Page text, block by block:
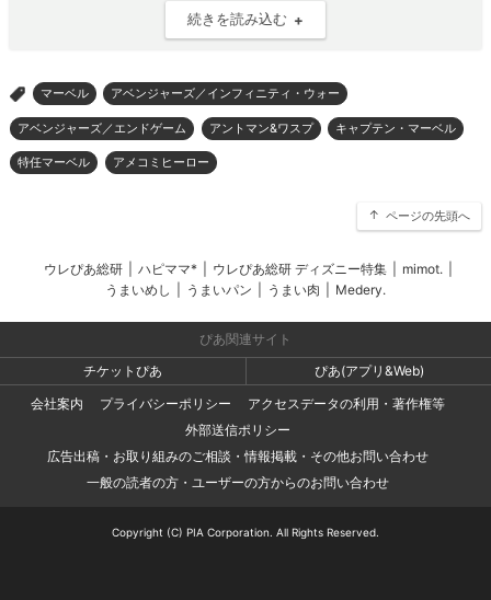
続きを読み込む
> マーベル アベンジャーズ／インフィニティ・ウォー
アベンジャーズ／エンドゲーム アントマン&ワスプ キャプテン・マーベル
特任マーベル アメコミヒーロー
ページの先頭へ
ウレぴあ総研 ハピママ* ウレぴあ総研 ディズニー特集 mimot.
うまいめし
うまいパン うまい肉 Medery.
ぴあ関連サイト
チケットぴあ
ぴあ(アプリ&Web)
会社案内
プライバシーポリシー
アクセスデータの利用・著作権等
外部送信ポリシー
広告出稿・お取り組みのご相談・情報掲載・その他お問い合わせ
一般の読者の方・ユーザーの方からのお問い合わせ
Copyright (C) PIA Corporation. All Rights Reserved.